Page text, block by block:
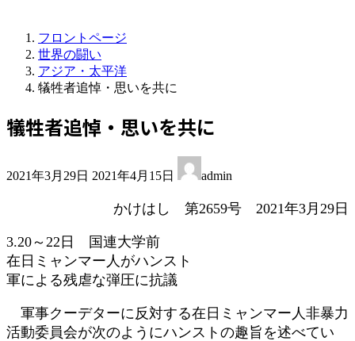
フロントページ
世界の闘い
アジア・太平洋
犠牲者追悼・思いを共に
犠牲者追悼・思いを共に
2021年3月29日 終
時
:
2021年4月15日 admin
かけはし 第2659号 2021年3月29日
3.20～22日 国連大学前
在日ミャンマー人がハンスト
軍による残虐な弾圧に抗議
軍事クーデターに反対する在日ミャンマー人非暴力
活動委員会が次のようにハンストの趣旨を述べてい